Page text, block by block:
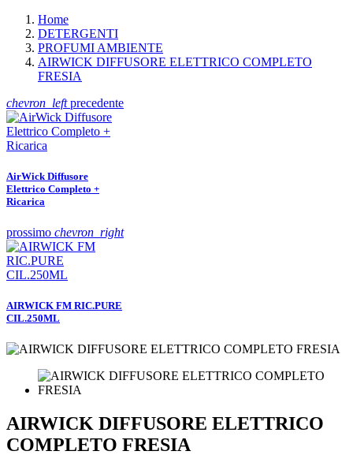
Home
DETERGENTI
PROFUMI AMBIENTE
AIRWICK DIFFUSORE ELETTRICO COMPLETO
FRESIA
chevron_leftprecedente
AirWick Diffusore
Elettrico Completo +
Ricarica
prossimo chevron_right
AIRWICK FM RIC.PURE
CIL.250ML
AIRWICK DIFFUSORE ELETTRICO
COMPLETO FRESIA